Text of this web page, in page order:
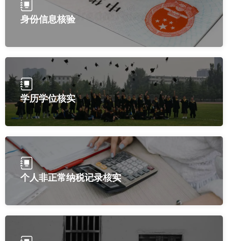
身份信息核验
学历学位核实
个人非正常纳税记录核实